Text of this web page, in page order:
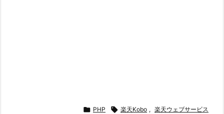
 PHP  楽天Kobo , 楽天ウェブサービス